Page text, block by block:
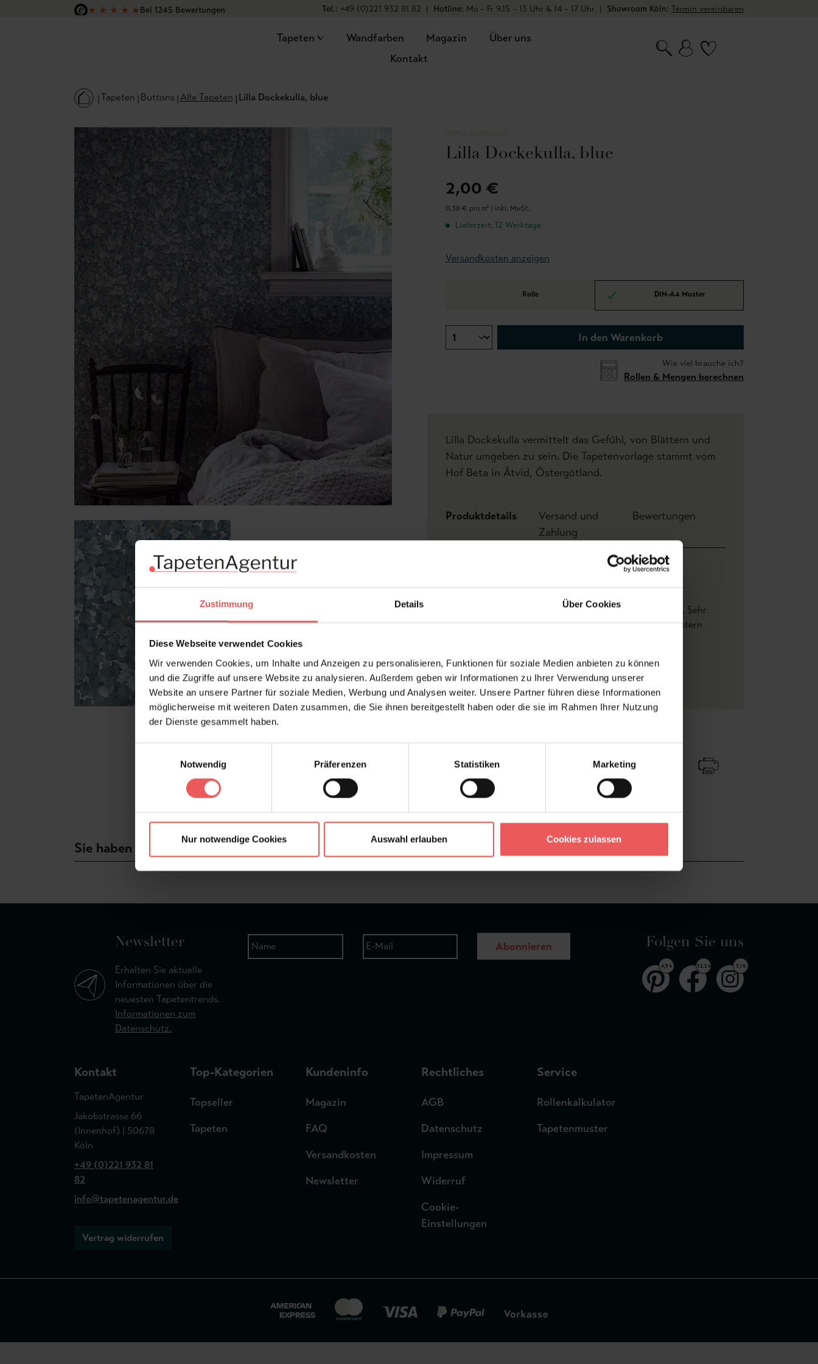
Zustimmung Details Über Cookies
Diese Webseite verwendet Cookies
Wir verwenden Cookies, um Inhalte und Anzeigen zu personalisieren, Funktionen für soziale Medien anbieten zu können
und die Zugriffe auf unsere Website zu analysieren. Außerdem geben wir Informationen zu Ihrer Verwendung unserer
Website an unsere Partner für soziale Medien, Werbung und Analysen weiter. Unsere Partner führen diese Informationen
möglicherweise mit weiteren Daten zusammen, die Sie ihnen bereitgestellt haben oder die sie im Rahmen Ihrer Nutzung
der Dienste gesammelt haben.
Notwendig
Präferenzen Statistiken Marketing
Nur notwendige Cookies Auswahl erlauben Cookies zulassen
Hauptinhalt springen
Zur Suche springen
Zur Hauptnavigation springen
★ ★ ★ ★ ★Bei 1245 Bewertungen
Tel.: +49 (0)221 932 81 82 | Hotline: Mo – Fr 9.15 – 13 Uhr & 14 – 17 Uhr | Showroom Köln: Termin vereinbaren
Tapeten Wandfarben Magazin
Über uns
Kontakt
Tapeten Buttons Alle Tapeten Lilla Dockekulla, blue
Lilla Dockekulla, blue
2,00 €
0,38 € pro m² | inkl. MwSt.
Lieferzeit: 12 Werktage
Versandkosten anzeigen
Rolle DIN-A4 Muster
In den Warenkorb
Wie viel brauche ich?
Rollen & Mengen berechnen
Lilla Dockekulla vermittelt das Gefühl, von Blättern und
Natur umgeben zu sein. Die Tapetenvorlage stammt vom
Hof Beta in Åtvid, Östergötland.
Produktdetails
Versand und
Zahlung
Bewertungen
Breite: 0,53 m x Höhe 10,05 m
Gerader Ansatz, Hochwaschbeständig , Sehr
gute Lichtbeständigkeit, Wand einkleistern
Farbton:
Blau, Braun, Creme, Hellblau
Kollektion:
GAMMALSVENSKA Klassiker
FAQ Zu Favoriten Teilen!
Sie haben Fragen zum Produkt?
Newsletter
Erhalten Sie aktuelle
Informationen über die
neuesten Tapetentrends.
Informationen zum
Datenschutz.
Abonnieren Folgen Sie uns
4,9 k 32,5 k 3,1 k
Kontakt
TapetenAgentur
Jakobstrasse 66
(Innenhof) | 50678
Köln
+49 (0)221 932 81
82
info@tapetenagentur.de
Vertrag widerrufen
Top-Kategorien
Topseller
Tapeten
Kundeninfo
Magazin
FAQ
Versandkosten
Newsletter
Rechtliches
AGB
Datenschutz
Impressum
Widerruf
Cookie-
Einstellungen
Service
Rollenkalkulator
Tapetenmuster